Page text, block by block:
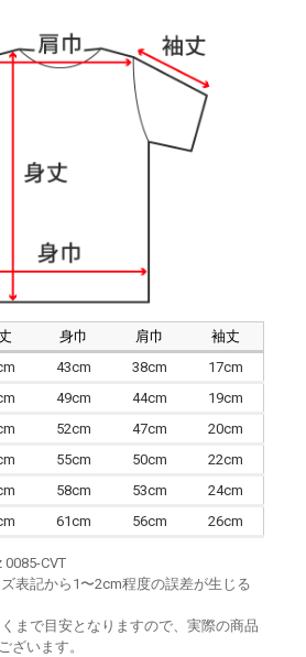
身巾 肩巾
袖丈
43cm 38cm
17cm
49cm 44cm
19cm
52cm 47cm
20cm
55cm 50cm
22cm
58cm 53cm
24cm
61cm 56cm 26cm
CVT
表記から1〜2cm程度の誤差が生じる
まで目安となりますので、実際の商品
ざいます。